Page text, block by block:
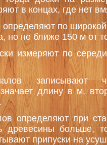
в концах, где нет
по широкой
но не ближе 150 м от
измеряют по
записывают
длину в м,
определяют при
древесины больше,
припуски на